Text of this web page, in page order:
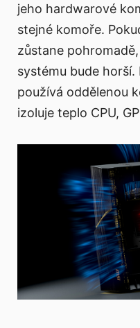
jeho hardwarové
stejné komoře.
zůstane
systému bude horší.
používá oddělenou
izoluje teplo CPU,